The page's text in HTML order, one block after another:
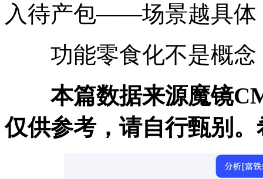
入待产包——场景越具体
功能零食化不是概念
本篇数据来源魔镜
仅供参考，请自行甄别